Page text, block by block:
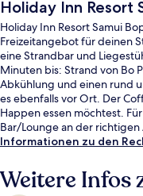
Holiday Inn Resort
Holiday Inn Resort Samui
Freizeitangebot für deinen
eine Strandbar und
Minuten bis: Strand von Bo
Abkühlung und einen rund
es ebenfalls vor Ort. Der
Happen essen möchtest.
Bar/Lounge an der
dieses Hotel im luxuriösen
hilfsbereite Personal und
Informationen zu den
Weitere Infos